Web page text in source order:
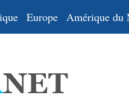
Europe Amérique du